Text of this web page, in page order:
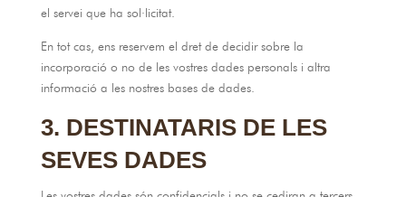
el servei que ha sol·licitat.
En tot cas, ens reservem el dret de decidir sobre la
incorporació o no de les vostres dades personals i altra
informació a les nostres bases de dades.
3. DESTINATARIS DE LES
SEVES DADES